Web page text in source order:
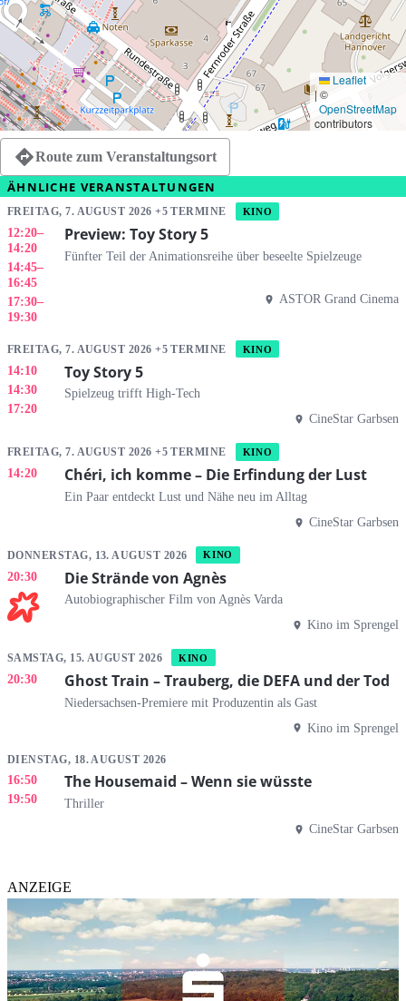
Leaflet
|©
OpenStreetMap
contributors
Route zum Veranstaltungsort
ÄHNLICHE VERANSTALTUNGEN
FREITAG, 7. AUGUST 2026 +5 TERMINE KINO
12:20–
14:20
14:45–
16:45
17:30–
19:30
Preview: Toy Story 5
Fünfter Teil der Animationsreihe über beseelte Spielzeuge
ASTOR Grand Cinema
FREITAG, 7. AUGUST 2026 +5 TERMINE KINO
14:10
14:30
17:20
Toy Story 5
Spielzeug trifft High-Tech
CineStar Garbsen
FREITAG, 7. AUGUST 2026 +5 TERMINE KINO
14:20 Chéri, ich komme – Die Erfindung der Lust
Ein Paar entdeckt Lust und Nähe neu im Alltag
CineStar Garbsen
DONNERSTAG, 13. AUGUST 2026 KINO
20:30 Die Strände von Agnès
Autobiographischer Film von Agnès Varda
Kino im Sprengel
SAMSTAG, 15. AUGUST 2026 KINO
20:30 Ghost Train – Trauberg, die DEFA und der Tod
Niedersachsen-Premiere mit Produzentin als Gast
Kino im Sprengel
DIENSTAG, 18. AUGUST 2026
16:50
19:50
The Housemaid – Wenn sie wüsste
Thriller
CineStar Garbsen
ANZEIGE